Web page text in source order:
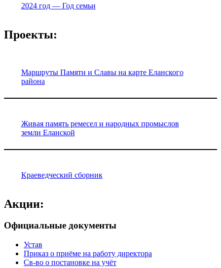
2024 год — Год семьи
Проекты:
Маршруты Памяти и Славы на карте Еланского
района
Живая память ремесел и народных промыслов
земли Еланской
Краеведческий сборник
Акции:
Официальные документы
Устав
Приказ о приёме на работу директора
Св-во о постановке на учёт